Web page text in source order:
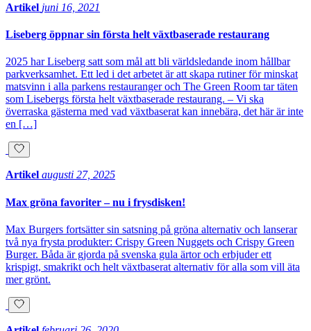
Artikel juni 16, 2021
Liseberg öppnar sin första helt växtbaserade restaurang
2025 har Liseberg satt som mål att bli världsledande inom hållbar
parkverksamhet. Ett led i det arbetet är att skapa rutiner för minskat
matsvinn i alla parkens restauranger och The Green Room tar täten
som Lisebergs första helt växtbaserade restaurang. – Vi ska
överraska gästerna med vad växtbaserat kan innebära, det här är inte
en […]
Artikel augusti 27, 2025
Max gröna favoriter – nu i frysdisken!
Max Burgers fortsätter sin satsning på gröna alternativ och lanserar
två nya frysta produkter: Crispy Green Nuggets och Crispy Green
Burger. Båda är gjorda på svenska gula ärtor och erbjuder ett
krispigt, smakrikt och helt växtbaserat alternativ för alla som vill äta
mer grönt.